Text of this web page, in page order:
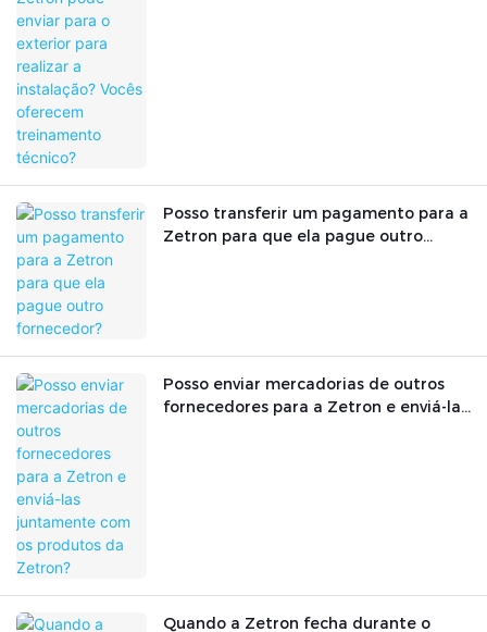
Posso transferir um pagamento para a
Zetron para que ela pague outro
Posso enviar mercadorias de outros
fornecedores para a Zetron e enviá-las
Quando a Zetron fecha durante o